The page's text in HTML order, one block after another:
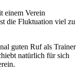
einem Verein
die Fluktuation viel zu
guten Ruf als Trainer
natürlich für sich